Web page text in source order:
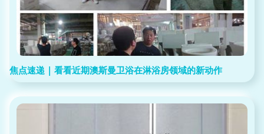
焦点速递 | 看看近期澳斯曼卫浴在淋浴房领域的新动作